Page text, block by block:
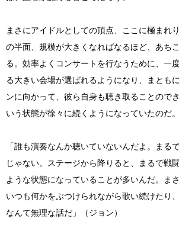
まさにアイドルとしての頂点、ここに極まれ
の半面、規模が大きくなればなるほど、あち
る。効率よくコンサートを行なうために、一
る大きい会場が選ばれるようになり、まとも
ンに向かって、彼ら自身も聴き取ることので
いう状態が徐々に続くようになっていたのだ。
「誰も演奏なんか聴いていないんだよ。まる
じゃない。ステージから降りると、まるで戦
ような状態になっていることが多いんだ。ま
いつも何かをぶつけられながら歌い続けたり
なんて無理な話だ」（ジョン）